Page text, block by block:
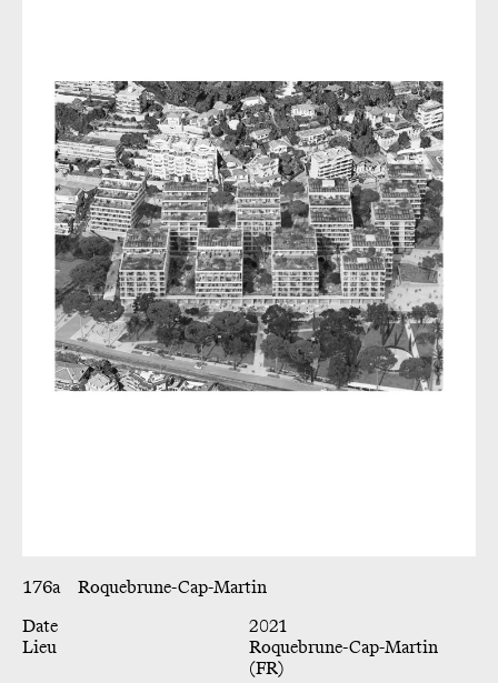
176a Roquebrune-Cap-Martin
Date
2021
Lieu
Roquebrune-Cap-Martin
(FR)